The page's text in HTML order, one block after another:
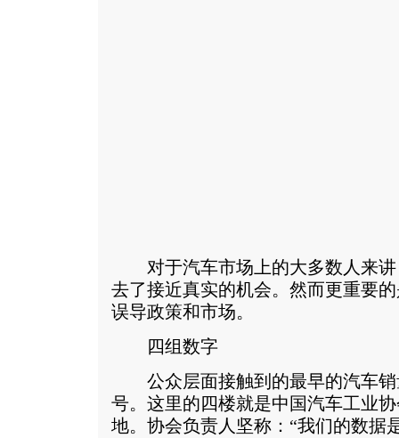
对于汽车市场上的大多数人来讲
去了接近真实的机会。然而更重要
误导政策和市场。
四组数字
公众层面接触到的最早的汽车销
号。这里的四楼就是中国汽车工业
地。协会负责人坚称：“我们的数据